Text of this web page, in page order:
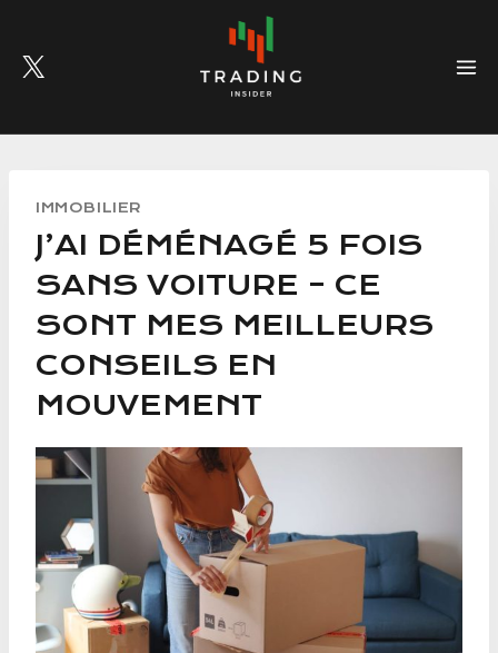
content
IMMOBILIER
J’AI DÉMÉNAGÉ 5 FOIS
SANS VOITURE – CE
SONT MES MEILLEURS
CONSEILS EN
MOUVEMENT